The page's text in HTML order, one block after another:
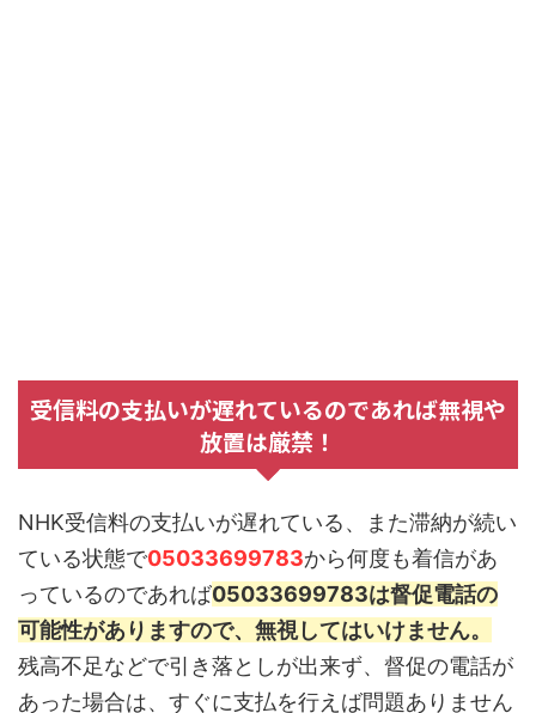
受信料の支払いが遅れているのであれば無視や
放置は厳禁！
NHK受信料の支払いが遅れている、また滞納が続い
ている状態で05033699783から何度も着信があ
っているのであれば05033699783は督促電話の
可能性がありますので、無視してはいけません。
残高不足などで引き落としが出来ず、督促の電話が
あった場合は、すぐに支払を行えば問題ありません